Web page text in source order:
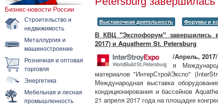
Бизнес-новости России
Строительство и
недвижимость
Металлургия и
машиностроение
Розничная и оптовая
торговля
Энергетика
Мебельная и лесная
промышленность
Выставочная деятельность Форумы и
В КВЦ "Экспофорум" завершились
2017) и Aquatherm St. Petersburg
/Апрель, 2017/
я
материалов "ИнтерСтройЭкспо"
Международная выставка
кондиционирования и бассейнов
21 апреля 2017 года на площадке